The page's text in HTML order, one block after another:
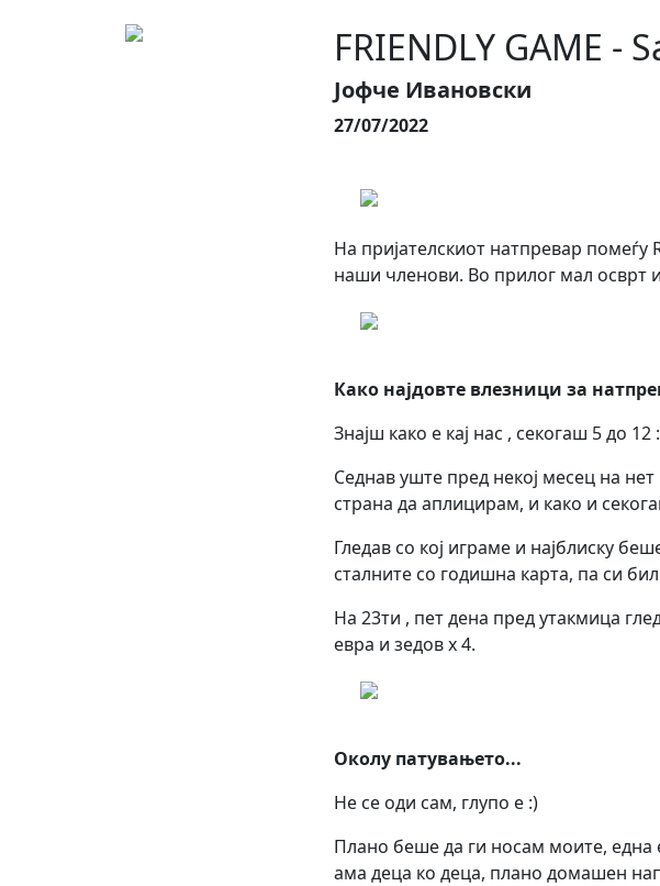
FRIENDLY GAME -
Јофче Ивановски
27/07/2022
На пријателскиот натпревар помеѓу
наши членови. Во прилог мал осврт
Како најдовте влезници за
Знајш како е кај нас , секогаш 5 до 12
Седнав уште пред некој месец на
страна да аплицирам, и како и
Гледав со кој играме и најблиску
сталните со годишна карта, па си
На 23ти , пет дена пред утакмица
евра и зедов х 4.
Околу патувањето...
Не се оди сам, глупо е :)
Плано беше да ги носам моите, една
ама деца ко деца, плано домашен